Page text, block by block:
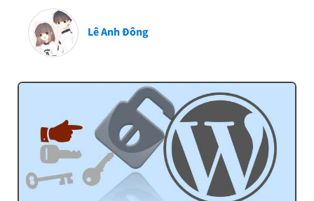
Lê Anh Đông